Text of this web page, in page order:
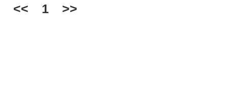
<< 1 >>